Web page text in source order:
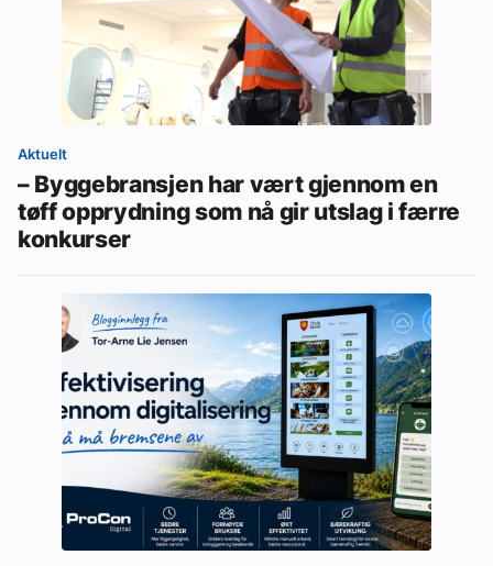
Aktuelt
– Byggebransjen har vært gjennom en
tøff opprydning som nå gir utslag i færre
konkurser